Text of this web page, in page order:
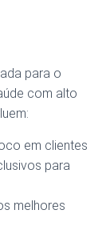
para o
com alto
em clientes
para
melhores